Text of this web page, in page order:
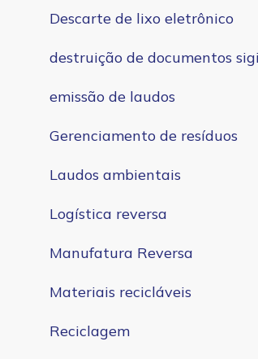
Descarte de lixo eletrônico
destruição de documentos
emissão de laudos
Gerenciamento de resíduos
Laudos ambientais
Logística reversa
Manufatura Reversa
Materiais recicláveis
Reciclagem